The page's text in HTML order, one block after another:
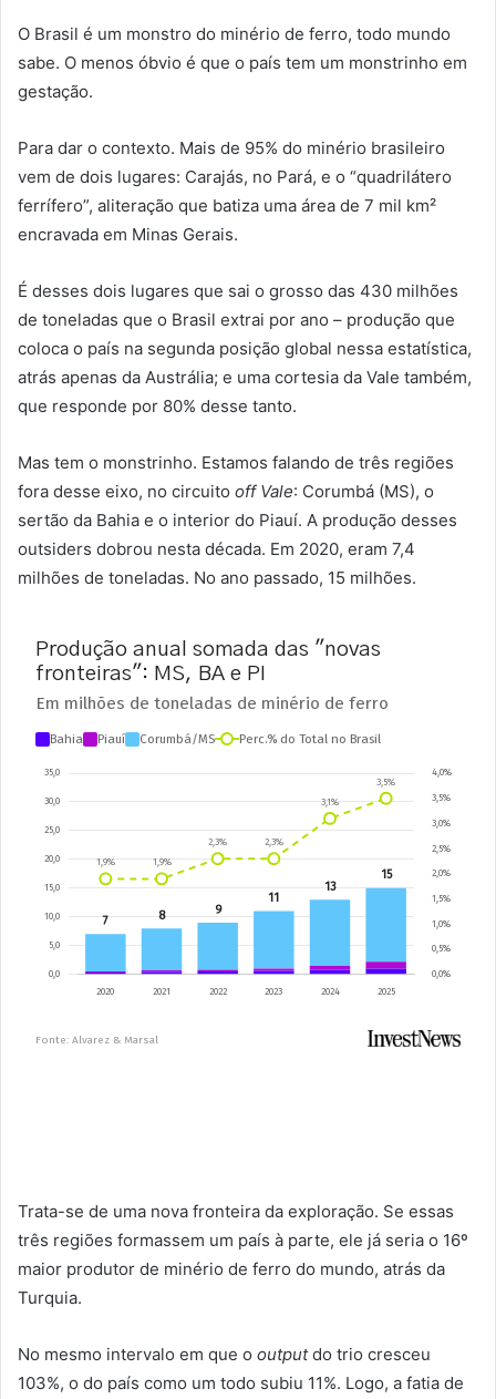
O Brasil é um monstro do minério de ferro, todo mundo
sabe. O menos óbvio é que o país tem um monstrinho em
gestação.
Para dar o contexto. Mais de 95% do minério brasileiro
vem de dois lugares: Carajás, no Pará, e o “quadrilátero
ferrífero”, aliteração que batiza uma área de 7 mil km²
encravada em Minas Gerais.
É desses dois lugares que sai o grosso das 430 milhões
de toneladas que o Brasil extrai por ano – produção que
coloca o país na segunda posição global nessa estatística,
atrás apenas da Austrália; e uma cortesia da Vale também,
que responde por 80% desse tanto.
Mas tem o monstrinho. Estamos falando de três regiões
fora desse eixo, no circuito off Vale: Corumbá (MS), o
sertão da Bahia e o interior do Piauí. A produção desses
outsiders dobrou nesta década. Em 2020, eram 7,4
milhões de toneladas. No ano passado, 15 milhões.
Trata-se de uma nova fronteira da exploração. Se essas
três regiões formassem um país à parte, ele já seria o 16º
maior produtor de minério de ferro do mundo, atrás da
Turquia.
No mesmo intervalo em que o outputdo trio cresceu
103%, o do país como um todo subiu 11%. Logo, a fatia de